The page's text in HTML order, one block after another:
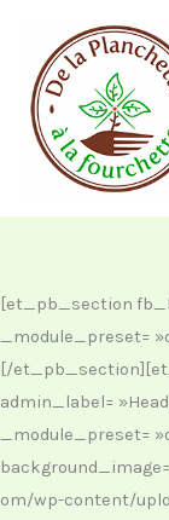
contenu
[et_pb_section
_module_preset=
[/
admin_label=
_module_preset=
om/wp-content/